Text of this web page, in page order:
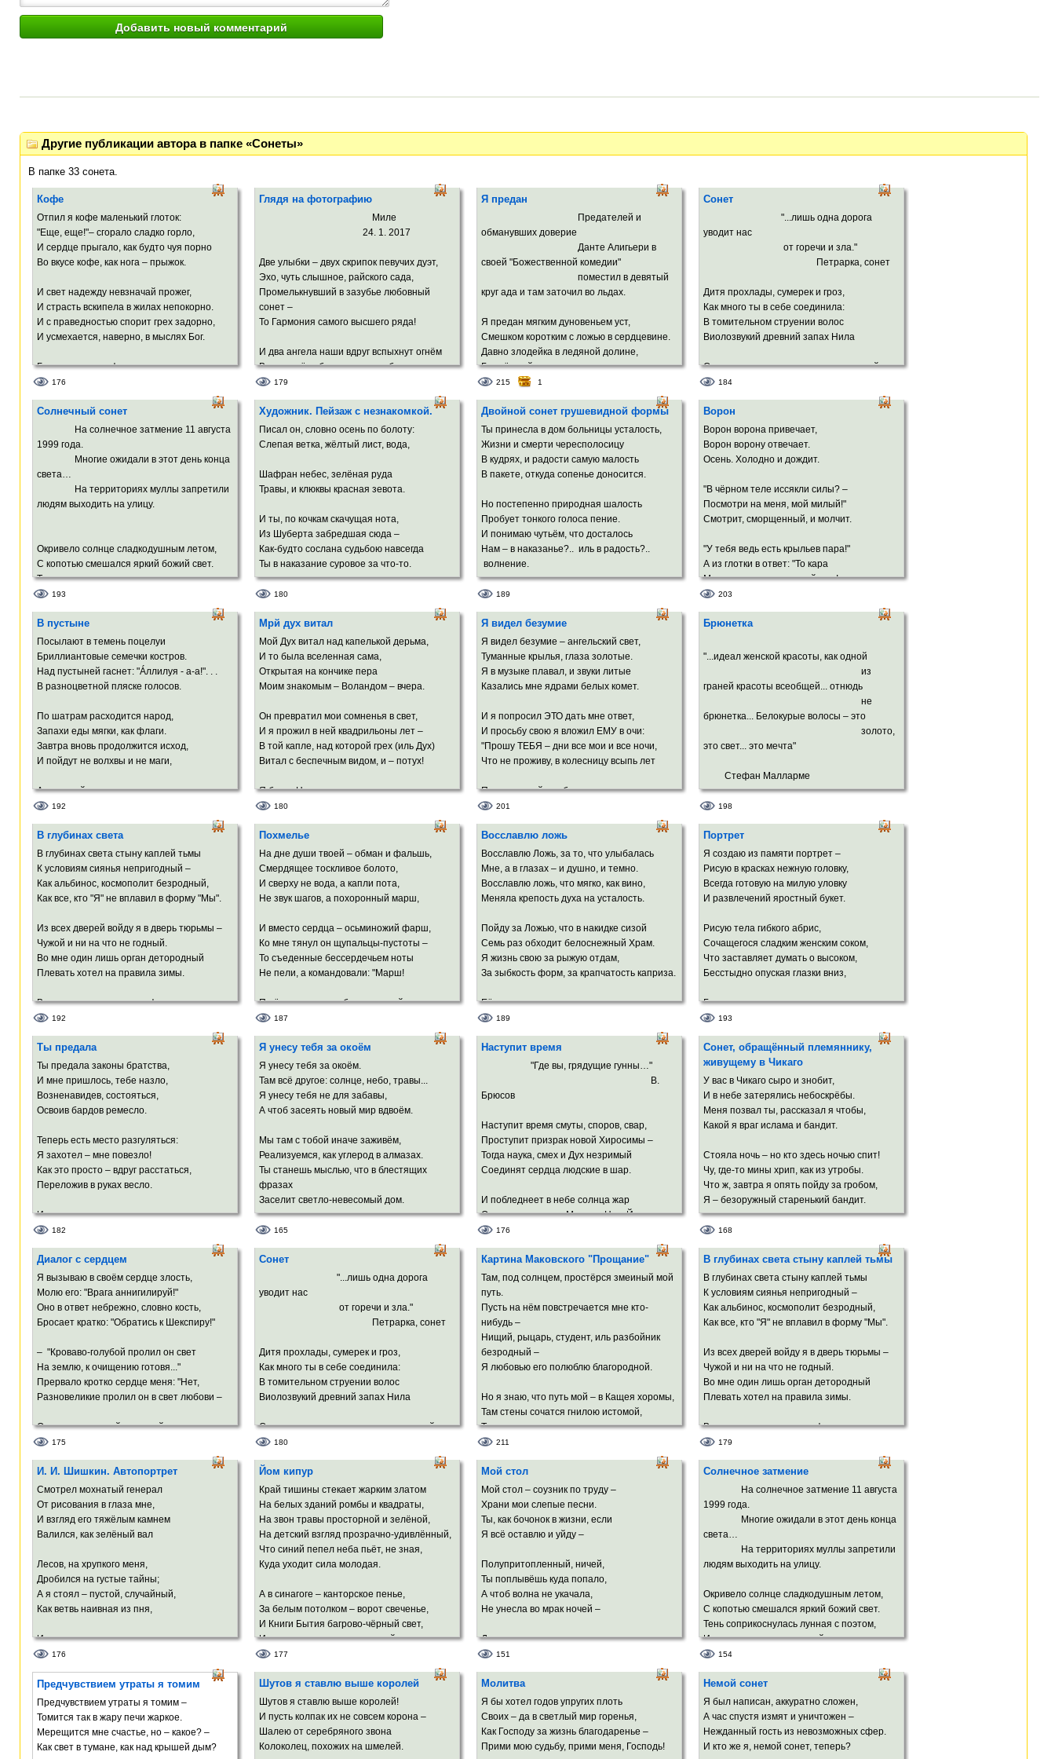
Другие публикации автора в папке «Сонеты»
В папке 33 сонета.
Кофе
Отпил я кофе маленький глоток:
"Еще, еще!"– сгорало сладко горло,
И сердце прыгало, как будто чуя порно
Во вкусе кофе, как нога – прыжок.
И свет надежду невзначай прожег,
И страсть вскипела в жилах непокорно.
И с праведностью спорит грех задорно,
И усмехается, наверно, в мыслях Бог.
Быть может, в кофе растворились власть
И одиночество, и пузырёчки смеха,
Уверенность, что попадаешь в масть.
И в вечность хочется, оскалившись,
вцепиться,
Как в колесо сверкающая спица.
176
Глядя на фотографию
Миле
24. 1. 2017
Две улыбки – двух скрипок певучих дуэт,
Эхо, чуть слышное, райского сада,
Промелькнувший в зазубье любовный
сонет –
То Гармония самого высшего ряда!
И два ангела наши вдруг вспыхнут огнём
В переплёте бестелом, подобно комете.
И спустя много лет на рассвете земном
И они нарисуют тебя и меня
В середине весёлого русого дня
И другие законы весь мир обоймут,
И Бог улыбнётся в безвременье где-то.
179
Я предан
Предателей и
обманувших доверие
Данте Алигьери в
своей "Божественной комедии"
поместил в девятый
круг ада и там заточил во льдах.
Я предан мягким дуновеньем уст,
Смешком коротким с ложью в сердцевине.
Давно злодейка в ледяной долине,
Где чёрный ветер и мороза хруст.
Лишаю змей изящества и линий.
Порок описывая, как историк Плиний,
Зверею внешне, но внутри я пуст.
Так почему из всех земных событий
Быть может, потому, что хуже нет
Выдёргивать из дружбы крепкой нити,
Выкапывать тугой от ягод куст,
И в утро лить бездонно-чёрный свет?!.
215 1
Сонет
"...лишь одна дорога
уводит нас
от горечи и зла."
Петрарка, сонет
Дитя прохлады, сумерек и гроз,
Как много ты в себе соединила:
В томительном струении волос
Виолозвукий древний запах Нила
Смешался с космоса неведомою силой;
Миниатюрной арфой тонкий нос
Зубов сверкают влагой белых роз.
Порывисто и по-девичьи мило
Ты иногда сбивалась и фолила,
Напоминал мне негой – Нефертити.
В души моей сияющем зените –
* серенада Шуберта
184
Солнечный сонет
На солнечное затмение 11 августа
1999 года.
Многие ожидали в этот день конца
света…
На территориях муллы запретили
людям выходить на улицу.
Окривело солнце сладкодушным летом,
С копотью смешался яркий божий свет.
Тень соприкоснулась лунная с поэтом,
И родился этот солнечный сонет.
Охлос глупый лезет вверх в ажиотаже,
Давится в азарте, как в последний раз…
Солнца шарик шарит, весь покрытый
сажей,
В темноте по небу, будто ищет нас.
А Земля молитвы в звёздное шлёт небо,
А Земля подвоха с нетерпеньем ждёт…
Но отшелушился лик прекрасный Феба,
Лоб блеснул покатый, округлился рот!..
А теперь, родная, что угодно требуй,
Ведь мы сможем встретить следующий год!
193
Художник. Пейзаж с незнакомкой.
Писал он, словно осень по болоту:
Слепая ветка, жёлтый лист, вода,
Шафран небес, зелёная руда
Травы, и клюквы красная зевота.
И ты, по кочкам скачущая нота,
Из Шуберта забредшая сюда –
Как-будто сослана судьбою навсегда
Ты в наказание суровое за что-то.
Мир одиночеством пронизан и тоской,
И даже фиолетовый покой
На горизонте тонок и несчастлив.
А по болоту – хаос, смута, страх,
И пропасти в твоих больших глазах.
180
Двойной сонет грушевидной формы
Ты принесла в дом больницы усталость,
Жизни и смерти чересполосицу
В кудрях, и радости самую малость
В пакете, откуда сопенье доносится.
Но постепенно природная шалость
Пробует тонкого голоса пение.
И понимаю чутьём, что досталось
Нам – в наказанье?.. иль в радость?..
волнение.
В голосе этом – и злато пророчества,
Мощь грозовая инстинктов развязанных.
Скажется ль в крошке влияние отчества?
Или погубит её нетерпение?
Или судьба её в линиях смазанных?
А из-за двери закрытой – ни шороха.
Только блеснёт вдруг твоё восклицание,
Да прозвенит, как капель колыбельная
В спальне, приглушенных свечек
мерцание...
Я посмотрел – ничего не осталось.
Осень на улице мокрыми клёнами
Над головой чересчур размахалась,
И желудями – своими патронами –
Лета сшибает остатки вранья.
Там, где детишки гуляли с матронами –
С карканьем кружит десант воронья,
Чёрными сверху махая знамёнами.
Там сегодня
Не
189
Ворон
Ворон ворона привечает,
Ворон ворону отвечает.
Осень. Холодно и дождит.
"В чёрном теле иссякли силы? –
Посмотри на меня, мой милый!"
Смотрит, сморщенный, и молчит.
"У тебя ведь есть крыльев пара!"
А из глотки в ответ: "То кара
Мне – за то, что я птичий жид!
И проклятье на наших лицах
Ворон ворону отвечает...
203
В пустыне
Посылают в темень поцелуи
Бриллиантовые семечки костров.
Над пустыней гаснет: "Áллилуя - а-а!". . .
В разноцветной пляске голосов.
По шатрам расходится народ,
Запахи еды мягки, как флаги.
Завтра вновь продолжится исход,
И пойдут не волхвы и не маги,
А тяжелый, как земля в дожди,
Шлейф людей, похожий на комету.
Вслед колена.
По зиме и лету
Тянутся евреи меж столбов
Пыли и огня…
И крупный пот со лбов…
192
Мрй дух витал
Мой Дух витал над капелькой дерьма,
И то была вселенная сама,
Открытая на кончике пера
Моим знакомым – Воландом – вчера.
Он превратил мои сомненья в свет,
И я прожил в ней квадрильоны лет –
В той капле, над которой грех (иль Дух)
Витал с беспечным видом, и – потух!
Я был в Начале выдержан и щедр,
Как ясность звёзд и темень тяжких недр.
Но – пальцем я попал не в глаз, а в бровь!..
Теперь я Воланду не верю ни на грош –
Всучить мне вместо чистой Правды –
ЛОЖЬ!..
180
Я видел безумие
Я видел безумие – ангельский свет,
Туманные крылья, глаза золотые.
Я в музыке плавал, и звуки литые
Казались мне ядрами белых комет.
И я попросил ЭТО дать мне ответ,
И просьбу свою я вложил ЕМУ в очи:
"Прошу ТЕБЯ – дни все мои и все ночи,
Что не проживу, в колесницу всыпь лет
Подруги моей, чтобы не умирала
До Судного дня, когда в мантии алой
ТЫ выйдешь судить нас, сгоревших, сюда".
И стало вдруг тихо под крыльями век,
И я ощутил, как Архангел изрек
Багрово-кипящее жгучее: "Да!"
201
Брюнетка
"...идеал женской красоты, как одной
из
граней красоты всеобщей... отнюдь
не
брюнетка... Белокурые волосы – это
золото,
это свет... это мечта"
Стефан Малларме
А чёрной ночи простота святая,
Которая, как голос, улетая,
Мне шелестит сияньем звёзд: "Я – Та!"
Сложней земли, и всё же – пустота!
Всё волосы твои, моя родная,
Вобрали в цвет и в слово – КРАСОТА!
Я чёрный ненавижу и – люблю!
В твой грех блестящий кожею зароюсь.
Ведь он страдал, а я...я лишь терплю,
И восхищение тобой в себе коплю.
198
В глубинах света
В глубинах света стыну каплей тьмы
К условиям сиянья непригодный –
Как альбинос, космополит безродный,
Как все, кто "Я" не вплавил в форму "Мы".
Из всех дверей войду я в дверь тюрьмы –
Чужой и ни на что не годный.
Во мне один лишь орган детородный
Плевать хотел на правила зимы.
В противоречье троится фотон.
Одно другое заменить готово.
Вот равновесье выдавило стон,
За ним протестом выскочило слово –
И вздрогнул мной ужаленный Господь!
192
Похмелье
На дне души твоей – обман и фальшь,
Смердящее тоскливое болото,
И сверху не вода, а капли пота,
Не звук шагов, а похоронный марш,
И вместо сердца – осьминожий фарш,
Ко мне тянул он щупальцы-пустоты –
То съеденные бессердечьем ноты
Не пели, а командовали: "Марш!
Пшёл вон отсюда, бесполезный пар,
Осколок, уморительное чудо!"
Использованный женщиной отвар.
Ты мне казалась марочным вином,
А обернулась ада чёрным дном.
187
Восславлю ложь
Восславлю Ложь, за то, что улыбалась
Мне, а в глазах – и душно, и темно.
Восславлю ложь, что мягко, как вино,
Меняла крепость духа на усталость.
Пойду за Ложью, что в накидке сизой
Семь раз обходит белоснежный Храм.
Я жизнь свою за рыжую отдам,
За зыбкость форм, за крапчатость каприза.
Её гостеприимства многоцветье,
Её пиры я воспою в стихах.
Проступит кровью прошлое столетье –
Я ложь люблю за искренность, за смелость,
За то, что в неизвестность мне хотелось.
189
Портрет
Я создаю из памяти портрет –
Рисую в красках нежную головку,
Всегда готовую на милую уловку
И развлечений яростный букет.
Рисую тела гибкого абрис,
Сочащегося сладким женским соком,
Что заставляет думать о высоком,
Бесстыдно опуская глазки вниз,
Где центр мира, где из сна возник
Необъяснимо-солнечный родник
Так Бог когда-то кисти обмакнул,
Нарисовал изгиб высоких скул,
И смотрит, как Вселенная смеётся.
193
Ты предала
Ты предала законы братства,
И мне пришлось, тебе назло,
Возненавидев, состояться,
Освоив бардов ремесло.
Теперь есть место разгуляться:
Я захотел – мне повезло!
Как это просто – вдруг расстаться,
Переложив в руках весло.
И – песня вместо равновесья,
И – имя, как удав-фетиш.
В гигантской памяти афиш.
Но я с собой покончу, если
Меня – такого – ты простишь.
182
Я унесу тебя за окоём
Я унесу тебя за окоём.
Там всё другое: солнце, небо, травы...
Я унесу тебя не для забавы,
А чтоб засеять новый мир вдвоём.
Мы там с тобой иначе заживём,
Реализуемся, как углерод в алмазах.
Ты станешь мыслью, что в блестящих
фразах
Заселит светло-невесомый дом.
Затем ты облачишься в Божье Слово,
И с Светозарными ты смело станешь
И зазвучат твои слова впопад,
165
Наступит время
"Где вы, грядущие гунны…"
В.
Брюсов
Наступит время смуты, споров, свар,
Проступит призрак новой Хиросимы –
Тогда наука, смех и Дух незримый
Соединят сердца людские в шар.
И побледнеет в небе солнца жар
От пульса ровного Москвы, Нью-Йорка,
Рима,
Научится нести и млад, и стар.
В трёхмерный мир вселенских пирамид
Вольют свой свет иные многомерья,
И мы увидим братьев, наконец…
Я убеждён: наш дух не сохранит
До тех времён ни щедрый опыт зверя,
Ни зависть чёрную, ни стук пустых сердец.
176
Сонет, обращённый племяннику,
живущему в Чикаго
У вас в Чикаго сыро и знобит,
И в небе затерялись небоскрёбы.
Меня позвал ты, рассказал я чтобы,
Какой я враг ислама и бандит.
Стояла ночь – но кто здесь ночью спит!
Чу, где-то мины хрип, как из утробы.
Что ж, завтра я опять пойду за гробом,
Я – безоружный старенький бандит.
Племяш, я за себя здесь постою и сам –
Ведь город наш прифронтовой на карте,
И здесь война… А вы там кости парьте,
И ждите, когда вас сожрёт ислам.
Он молодой и подлый, уж поверь!
Мы перед ним хотим захлопнуть дверь.
168
Диалог с сердцем
Я вызываю в своём сердце злость,
Молю его: "Врага аннигилируй!"
Оно в ответ небрежно, словно кость,
Бросает кратко: "Обратись к Шекспиру!"
– "Кроваво-голубой пролил он свет
На землю, к очищению готовя..."
Прервало кротко сердце меня: "Нет,
Разновеликие пролил он в свет любови –
От ядовито-жгучей, до такой,
Что жизнь не ставит в грош свою порой,
А драматург всего лишь в сущность вник,
И, осветив в твореньях вечность, миг,
Знак равенства меж ними скромно ставит.
175
Сонет
"...лишь одна дорога
уводит нас
от горечи и зла."
Петрарка, сонет
Дитя прохлады, сумерек и гроз,
Как много ты в себе соединила:
В томительном струении волос
Виолозвукий древний запах Нила
Смешался с космоса неведомою силой;
Миниатюрной арфой тонкий нос
Зубов сверкают влагой белых роз.
Порывисто и по-девичьи мило
Ты иногда сбивалась и фолила,
А твой изящной формы силуэт
Напоминал мне негой – Нефертити.
Увитый Серенадой* твой портрет.
* серенада Шуберта
180
Картина Маковского "Прощание"
Там, под солнцем, простёрся змеиный мой
путь.
Пусть на нём повстречается мне кто-
нибудь –
Нищий, рыцарь, студент, иль разбойник
безродный –
Я любовью его полюблю благородной.
Но я знаю, что путь мой – в Кащея хоромы,
Там стены сочатся гнилою истомой,
Там пол весь усыпан осколками злата,
И слугами будут мне там чертенята.
Отец мой, ещё далеко до заката.
Позволь напоследок мне выйти из хаты
И в пруд заглянуть, будто в тёмное завтра,
И в нём угадать, что мне – кривда иль
правда!
В пруду утоплю свои страх я и жуть,
И смело ступлю на змеиный свой путь.
211
В глубинах света стыну каплей тьмы
В глубинах света стыну каплей тьмы
К условиям сиянья непригодный –
Как альбинос, космополит безродный,
Как все, кто "Я" не вплавил в форму "Мы".
Из всех дверей войду я в дверь тюрьмы –
Чужой и ни на что не годный.
Во мне один лишь орган детородный
Плевать хотел на правила зимы.
В противоречье троится фотон.
Одно другое заменить готово.
Вот равновесье выдавило стон,
За ним протестом выскочило слово –
И вздрогнул мной ужаленный Господь!
179
И. И. Шишкин. Автопортрет
Смотрел мохнатый генерал
От рисования в глаза мне,
И взгляд его тяжёлым камнем
Валился, как зелёный вал
Лесов, на хрупкого меня,
Дробился на густые тайны;
А я стоял – пустой, случайный,
Как ветвь наивная из пня,
И чуда ждал.
И старый шмель
Леса, дубравы, рощи, чтобы
Сложил я их в души кошель,
И на земле обетованной
Вдохнул вдруг леса запах пряный.
176
Йом кипур
Край тишины стекает жарким златом
На белых зданий ромбы и квадраты,
На звон травы просторной и зелёной,
На детский взгляд прозрачно-удивлённый,
Что синий пепел неба пьёт, не зная,
Куда уходит сила молодая.
А в синагоге – канторское пенье,
За белым потолком – ворот свеченье,
И Книги Бытия багрово-чёрный свет,
И шелестение прожитых дней и лет.
А сердце молниями жжёт мечта святая –
То в занебесье ангельская стая
Руками огненными в складки тишины
Шипы вонзает человеческой вины.
177
Мой стол
Мой стол – соузник по труду –
Храни мои слепые песни.
Ты, как бочонок в жизни, если
Я всё оставлю и уйду –
Полупритопленный, ничей,
Ты поплывёшь куда попало,
А чтоб волна не укачала,
Не унесла во мрак ночей –
Души волненье сохранишь
Хотя б на час после разлуки.
В бумагу втиснутый мякиш
Из дум прозрачно-мимолётных
И тел прекрасно-беззаботных.
151
Солнечное затмение
На солнечное затмение 11 августа
1999 года.
Многие ожидали в этот день конца
света…
На территориях муллы запретили
людям выходить на улицу.
Окривело солнце сладкодушным летом,
С копотью смешался яркий божий свет.
Тень соприкоснулась лунная с поэтом,
И родился этот солнечный сонет.
Давится в азарте, как в последний раз…
Солнца шарик шарит, весь покрытый
сажей,
В темноте по небу, будто ищет нас.
154
Предчувствием утраты я томим
Предчувствием утраты я томим –
Томится так в жару печи жаркое.
Мерещится мне счастье, но – какое? –
Как свет в тумане, как над крышей дым?
Шутов я ставлю выше королей
Шутов я ставлю выше королей!
И пусть колпак их не совсем корона –
Шалею от серебряного звона
Колоколец, похожих на шмелей.
Молитва
Я бы хотел годов упругих плоть
Своих – да в светлый мир горенья,
Как Господу за жизнь благодаренье –
Прими мою судьбу, прими меня, Господь!
Немой сонет
Я был написан, аккуратно сложен,
А час спустя измят и уничтожен –
Нежданный гость из невозможных сфер.
И кто же я, немой сонет, теперь?